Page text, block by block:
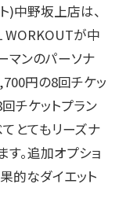
)中野坂上店は、
WORKOUTが中
マンのパーソナ
円の8回チケッ
チケットプラン
とてもリーズナ
。追加オプショ
的なダイエット